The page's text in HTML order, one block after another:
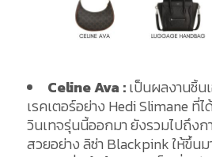
Celine Ava :เป็นผลงานชิ้น
เรคเตอร์อย่าง Hedi Slimane ที่
วินเทจรุ่นนี้ออกมา ยังรวมไปถึงก
สวยอย่าง ลิซ่า Blackpink ให้ขึ้นม